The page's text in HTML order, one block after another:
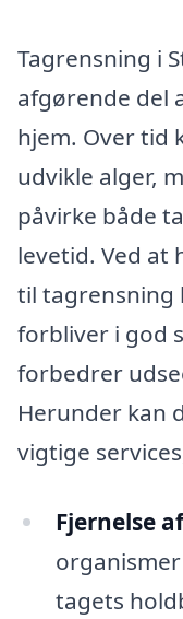
Tagrensning i
afgørende del
hjem. Over tid
udvikle alger,
påvirke både
levetid. Ved at
til tagrensning
forbliver i god
forbedrer
Herunder kan
vigtige
Fjernelse
tagets